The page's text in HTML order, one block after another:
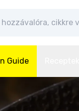
Guide